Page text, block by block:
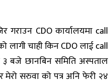
गराउन CDO कार्यालयमा call
लागी चाही किन CDO लाई call
बजे छानबिन समिति अस्पताल
सरुवा को पत्र अनि फेरी २४